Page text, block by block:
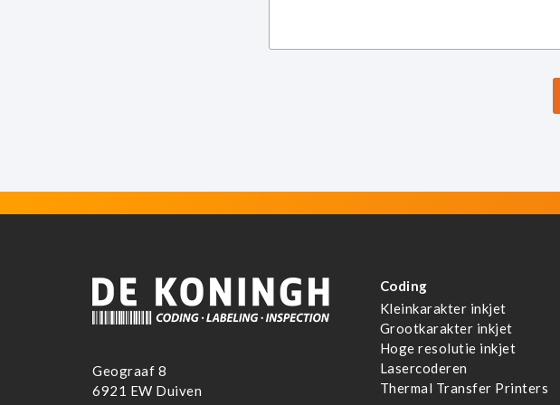
Geograaf 8
6921 EW Duiven
Coding
Kleinkarakter inkjet
Grootkarakter inkjet
Hoge resolutie inkjet
Lasercoderen
Thermal Transfer Printers